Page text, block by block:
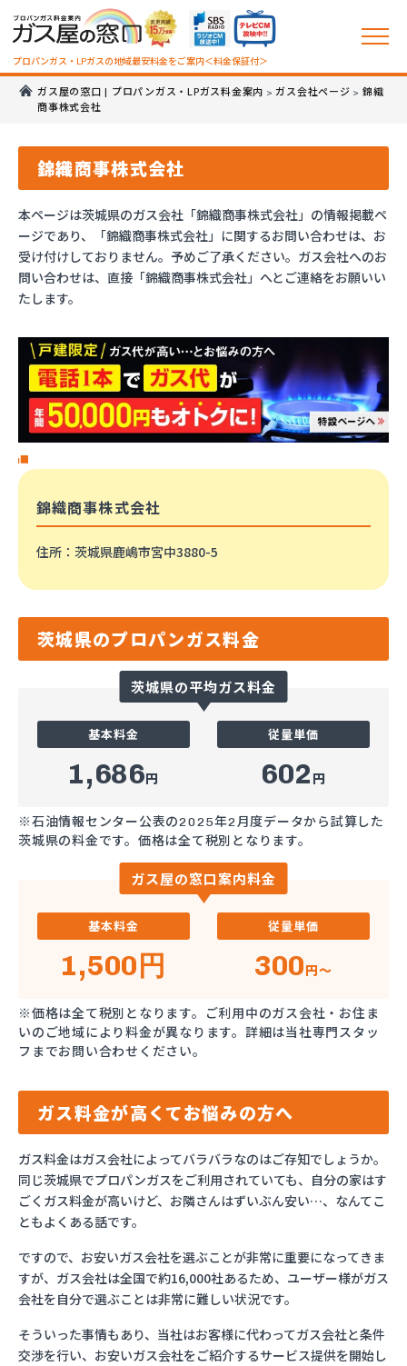
プロパンガス・LPガスの地域最安料金をご案内＜料金保証付＞
ガス屋の窓口 | プロパンガス・LPガス料金案内 >ガス会社ページ > 錦織
商事株式会社
錦織商事株式会社
本ページは茨城県のガス会社「錦織商事株式会社」の情報掲載ペ
ージであり、「錦織商事株式会社」に関するお問い合わせは、お
受け付けしておりません。予めご了承ください。ガス会社へのお
問い合わせは、直接「錦織商事株式会社」へとご連絡をお願いい
たします。
錦織商事株式会社
住所 ：茨城県鹿嶋市宮中3880-5
茨城県のプロパンガス料金
茨城県の平均ガス料金
基本料金
1,686円
従量単価
602 円
※石油情報センター公表の2025年2月度データから試算した
茨城県の料金です。価格は全て税別となります。
ガス屋の窓口案内料金
基本料金
1,500円
従量単価
300円～
※価格は全て税別となります。ご利用中のガス会社・お住ま
いのご地域により料金が異なります。詳細は当社専門スタッ
フまでお問い合わせください。
ガス料金が高くてお悩みの方へ
ガス料金はガス会社によってバラバラなのはご存知でしょうか。
同じ茨城県でプロパンガスをご利用されていても、自分の家はす
ごくガス料金が高いけど、お隣さんはずいぶん安い…、なんてこ
ともよくある話です。
ですので、お安いガス会社を選ぶことが非常に重要になってきま
すが、ガス会社は全国で約16,000社あるため、ユーザー様がガス
会社を自分で選ぶことは非常に難しい状況です。
そういった事情もあり、当社はお客様に代わってガス会社と条件
交渉を行い、お安いガス会社をご紹介するサービス提供を開始し